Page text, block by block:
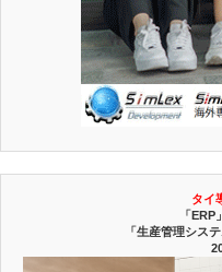
タイ
「ERP
「生産管理シス